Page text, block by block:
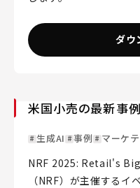
ダウ
米国小売の最新事
生成AI 事例 マーケ
NRF 2025: Retail's
（NRF）が主催するイ